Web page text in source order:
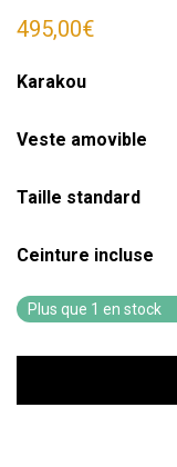
495,00€
Karakou
Veste amovible
Taille standard
Ceinture incluse
Plus que 1 en stock